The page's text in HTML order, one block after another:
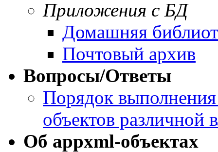
Приложения с БД
Домашняя
Почтовый архив
Вопросы/Ответы
Порядок
объектов различной
Об appxml-объектах